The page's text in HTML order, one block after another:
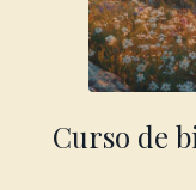
Curso de